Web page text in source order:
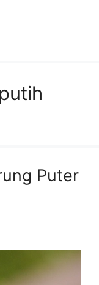
Puter